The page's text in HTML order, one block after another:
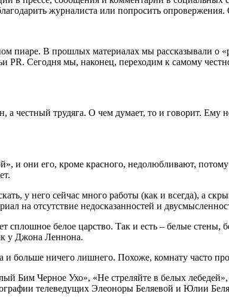
журналиста или попросить опровержения.
пиаре. В прошлых материалах мы рассказывали о
PR. Сегодня мы, наконец, переходим к самому
трудяга. О чем думает, то и говорит. Ему
и они его, кроме красного, недолюбливают,
у него сейчас много работы (как и всегда), а
на отсутствие недосказанностей и
белое царство. Так и есть – белые стены,
у Джона Леннона.
больше ничего лишнего. Похоже, комнату часто
Бим Черное Ухо», «Не стреляйте в белых
телеведущих Элеоноры Беляевой и Юлии